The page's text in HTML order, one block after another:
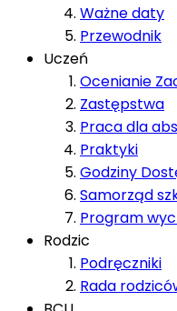
Ważne daty
Przewodnik
Uczeń
Ocenianie
Zastępstwa
Praca dla
Praktyki
Godziny
Samorząd
Program
Rodzic
Podręczniki
Rada